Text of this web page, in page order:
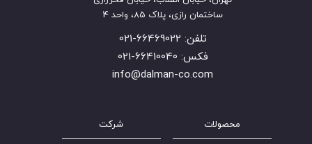
ساختمان رازی، پلاک 85، واحد 4
تلفن: 66469022-021
فکس: 66410040-021
​​​​​​​info@dalman-co.com
محصولات شرکت